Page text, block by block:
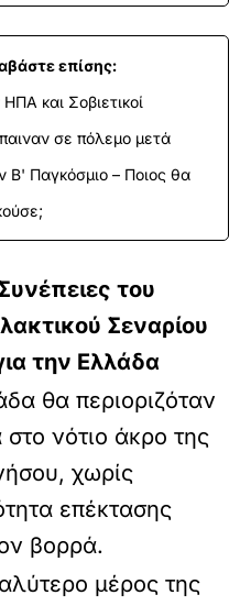
επίσης:
και Σοβιετικοί
σε πόλεμο μετά
Β' Παγκόσμιο – Ποιος θα
του
Σεναρίου
την Ελλάδα
θα περιοριζόταν
στο νότιο άκρο της
χωρίς
επέκτασης
βορρά.
μέρος της